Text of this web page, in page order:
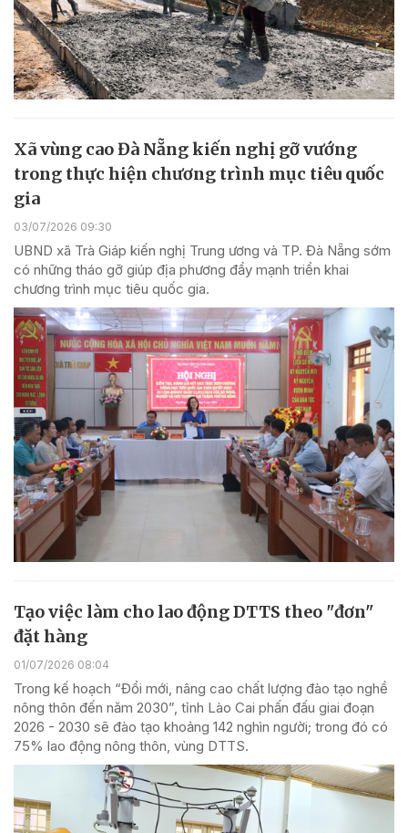
Xã vùng cao Đà Nẵng kiến nghị gỡ vướng
trong thực hiện chương trình mục tiêu quốc
gia
03/07/2026 09:30
UBND xã Trà Giáp kiến nghị Trung ương và TP. Đà Nẵng sớm
có những tháo gỡ giúp địa phương đẩy mạnh triển khai
chương trình mục tiêu quốc gia.
Tạo việc làm cho lao động DTTS theo "đơn"
đặt hàng
01/07/2026 08:04
Trong kế hoạch “Đổi mới, nâng cao chất lượng đào tạo nghề
nông thôn đến năm 2030”, tỉnh Lào Cai phấn đấu giai đoạn
2026 - 2030 sẽ đào tạo khoảng 142 nghìn người; trong đó có
75% lao động nông thôn, vùng DTTS.